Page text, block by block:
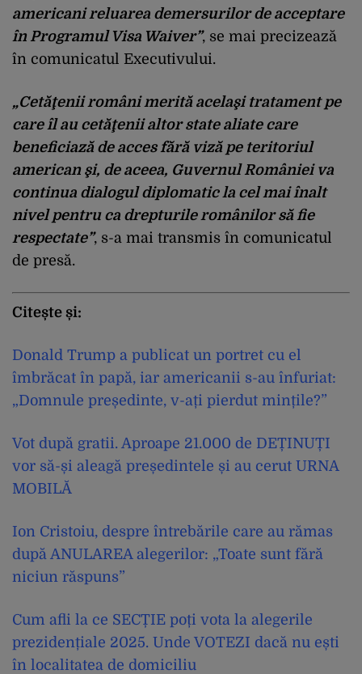
americani reluarea demersurilor de acceptare
în Programul Visa Waiver”, se mai precizează
în comunicatul Executivului.
„Cetăţenii români merită acelaşi tratament pe
care îl au cetăţenii altor state aliate care
beneficiază de acces fără viză pe teritoriul
american şi, de aceea, Guvernul României va
continua dialogul diplomatic la cel mai înalt
nivel pentru ca drepturile românilor să fie
respectate”, s-a mai transmis în comunicatul
de presă.
Citește și:
Donald Trump a publicat un portret cu el
îmbrăcat în papă, iar americanii s-au înfuriat:
„Domnule președinte, v-ați pierdut mințile?”
Vot după gratii. Aproape 21.000 de DEȚINUȚI
vor să-și aleagă președintele și au cerut URNA
MOBILĂ
Ion Cristoiu, despre întrebările care au rămas
după ANULAREA alegerilor: „Toate sunt fără
niciun răspuns”
Cum afli la ce SECȚIE poți vota la alegerile
prezidențiale 2025. Unde VOTEZI dacă nu ești
în localitatea de domiciliu